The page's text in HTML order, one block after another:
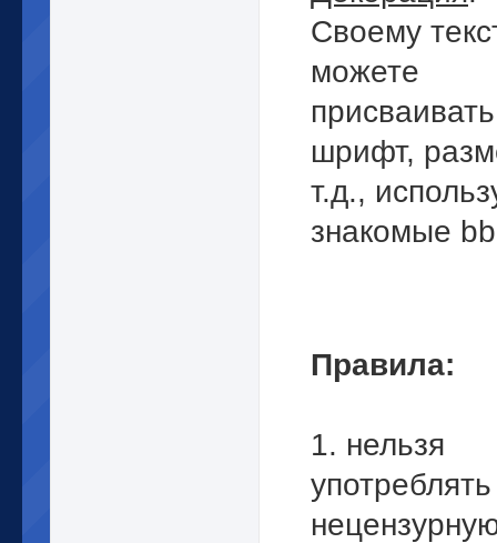
Своему
можете
шрифт,
т.д.,
знакомые
Правила:
1. нельзя